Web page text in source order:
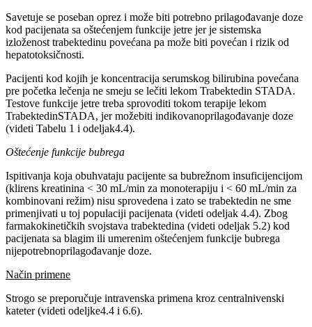
Savetuje se poseban oprez i može biti potrebno prilagođavanje doze
kod pacijenata sa oštećenjem funkcije jetre jer je sistemska
izloženost trabektedinu povećana pa može biti povećan i rizik od
hepatotoksičnosti.
Pacijenti kod kojih je koncentracija serumskog bilirubina povećana
pre početka lečenja ne smeju se lečiti lekom Trabektedin STADA.
Testove funkcije jetre treba sprovoditi tokom terapije lekom
TrabektedinSTADA, jer možebiti indikovanoprilagođavanje doze
(videti Tabelu 1 i odeljak4.4).
Oštećenje funkcije bubrega
Ispitivanja koja obuhvataju pacijente sa bubrežnom insuficijencijom
(klirens kreatinina < 30 mL/min za monoterapiju i < 60 mL/min za
kombinovani režim) nisu sprovedena i zato se trabektedin ne sme
primenjivati u toj populaciji pacijenata (videti odeljak 4.4). Zbog
farmakokinetičkih svojstava trabektedina (videti odeljak 5.2) kod
pacijenata sa blagim ili umerenim oštećenjem funkcije bubrega
nijepotrebnoprilagođavanje doze.
Način primene
Strogo se preporučuje intravenska primena kroz centralnivenski
kateter (videti odeljke4.4 i 6.6).